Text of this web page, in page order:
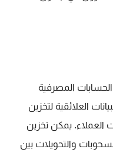
المصرفية
العلائقية لتخزين
العملاء. يمكن تخزين
والتحويلات بين